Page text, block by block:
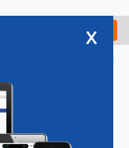
Check in
x